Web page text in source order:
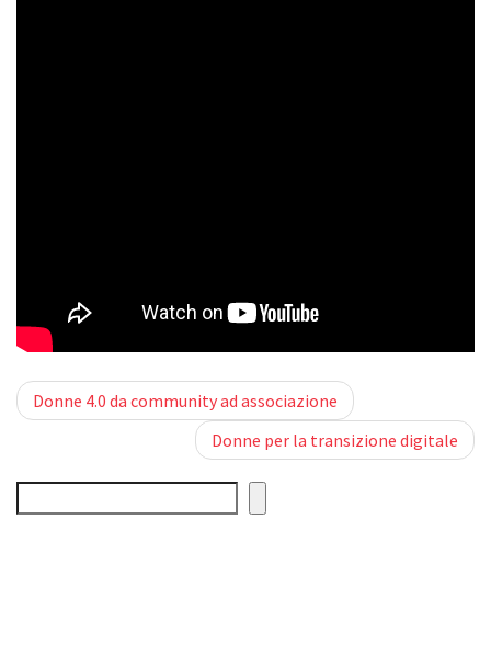
Post
navigation
Donne 4.0 da community ad associazione
Donne per la transizione digitale